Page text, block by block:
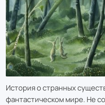
История о странных
фантастическом мире. Не